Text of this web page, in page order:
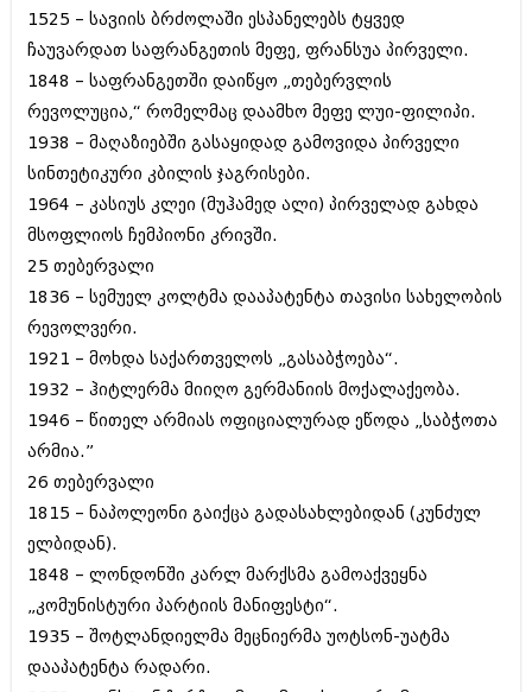
კალეიდოსკოპი
ჰოროსკოპი და შეუცნობელი
კრიმინალი
რომანი და დეტექტივი
სახალისო ამბები
შოუბიზნესი
დაიჯესტი
ქალი და მამაკაცი
ისტორია
სხვადასხვა
ანონსი
არქივი
ივლისი 2018 (223)
ივნისი 2018 (244)
მაისი 2018 (211)
აპრილი 2018 (194)
მარტი 2018 (256)
რომანი და დეტექტივი
სახალისო ამბები
შოუბიზნესი
დაიჯესტი
ქალი და მამაკაცი
ისტორია
სხვადასხვა
ანონსი
არქივი
ნოემბერი 2020 (103)
ოქტომბერი 2020 (209)
სექტემბერი 2020 (204)
აგვისტო 2020 (249)
ივლისი 2020 (204)
ივნისი 2020 (249)
1525 – სავიის ბრძოლაში ესპანელებს ტყვედ
ჩაუვარდათ საფრანგეთის მეფე, ფრანსუა პირველი.
1848 – საფრანგეთში დაიწყო „თებერვლის
რევოლუცია,“ რომელმაც დაამხო მეფე ლუი-ფილიპი.
1938 – მაღაზიებში გასაყიდად გამოვიდა პირველი
სინთეტიკური კბილის ჯაგრისები.
1964 – კასიუს კლეი (მუჰამედ ალი) პირველად გახდა
მსოფლიოს ჩემპიონი კრივში.
25 თებერვალი
1836 – სემუელ კოლტმა დააპატენტა თავისი სახელობის
რევოლვერი.
1921 – მოხდა საქართველოს „გასაბჭოება“.
1932 – ჰიტლერმა მიიღო გერმანიის მოქალაქეობა.
1946 – წითელ არმიას ოფიციალურად ეწოდა „საბჭოთა
არმია.”
26 თებერვალი
1815 – ნაპოლეონი გაიქცა გადასახლებიდან (კუნძულ
ელბიდან).
1848 – ლონდონში კარლ მარქსმა გამოაქვეყნა
„კომუნისტური პარტიის მანიფესტი“.
1935 – შოტლანდიელმა მეცნიერმა უოტსონ-უატმა
დააპატენტა რადარი.